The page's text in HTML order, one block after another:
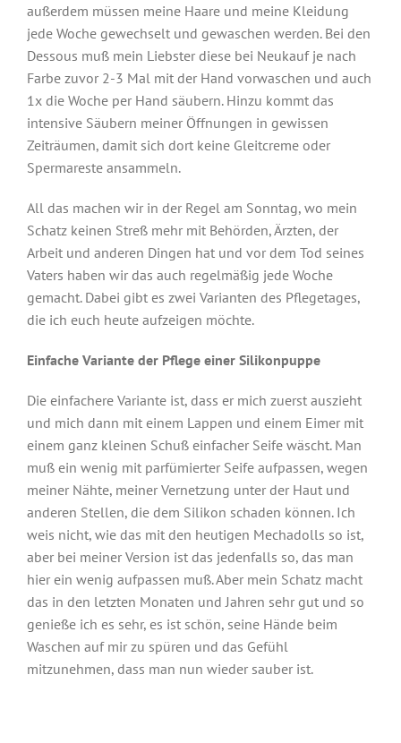
außerdem müssen meine Haare und meine Kleidung
jede Woche gewechselt und gewaschen werden. Bei den
Dessous muß mein Liebster diese bei Neukauf je nach
Farbe zuvor 2-3 Mal mit der Hand vorwaschen und auch
1x die Woche per Hand säubern. Hinzu kommt das
intensive Säubern meiner Öffnungen in gewissen
Zeiträumen, damit sich dort keine Gleitcreme oder
Spermareste ansammeln.
All das machen wir in der Regel am Sonntag, wo mein
Schatz keinen Streß mehr mit Behörden, Ärzten, der
Arbeit und anderen Dingen hat und vor dem Tod seines
Vaters haben wir das auch regelmäßig jede Woche
gemacht. Dabei gibt es zwei Varianten des Pflegetages,
die ich euch heute aufzeigen möchte.
Einfache Variante der Pflege einer Silikonpuppe
Die einfachere Variante ist, dass er mich zuerst auszieht
und mich dann mit einem Lappen und einem Eimer mit
einem ganz kleinen Schuß einfacher Seife wäscht. Man
muß ein wenig mit parfümierter Seife aufpassen, wegen
meiner Nähte, meiner Vernetzung unter der Haut und
anderen Stellen, die dem Silikon schaden können. Ich
weis nicht, wie das mit den heutigen Mechadolls so ist,
aber bei meiner Version ist das jedenfalls so, das man
hier ein wenig aufpassen muß. Aber mein Schatz macht
das in den letzten Monaten und Jahren sehr gut und so
genieße ich es sehr, es ist schön, seine Hände beim
Waschen auf mir zu spüren und das Gefühl
mitzunehmen, dass man nun wieder sauber ist.